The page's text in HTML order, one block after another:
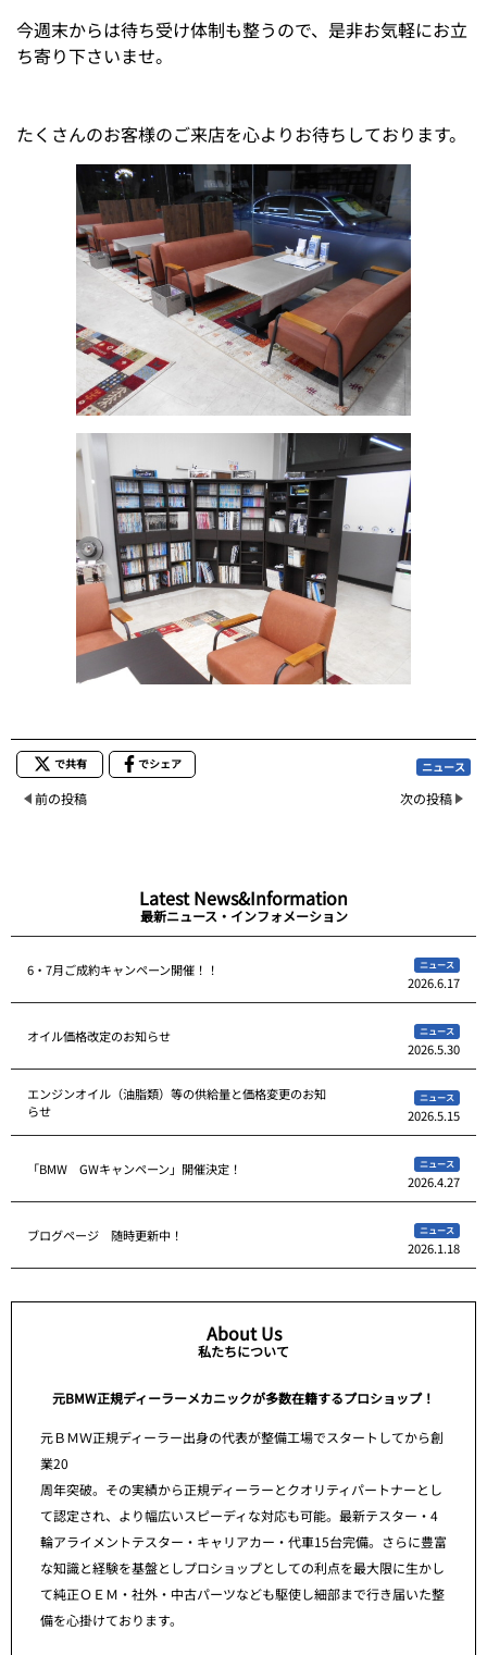
今週末からは待ち受け体制も整うので、是非お気軽にお立
ち寄り下さいませ。
たくさんのお客様のご来店を心よりお待ちしております。
で共有 でシェア ニュース
前の投稿 次の投稿
Latest News&Information
最新ニュース・インフォメーション
6・7月ご成約キャンペーン開催！！ ニュース
2026.6.17
オイル価格改定のお知らせ ニュース
2026.5.30
エンジンオイル（油脂類）等の供給量と価格変更のお知
らせ
ニュース
2026.5.15
「BMW GWキャンペーン」開催決定！ ニュース
2026.4.27
ブログページ 随時更新中！ ニュース
2026.1.18
About Us
私たちについて
元BMW正規ディーラーメカニックが多数在籍するプロショップ！
元ＢＭＷ正規ディーラー出身の代表が整備工場でスタートしてから創
業20
周年突破。その実績から正規ディーラーとクオリティパートナーとし
て認定され、より幅広いスピーディな対応も可能。最新テスター・4
輪アライメントテスター・キャリアカー・代車15台完備。さらに豊富
な知識と経験を基盤としプロショップとしての利点を最大限に生かし
て純正ＯＥＭ・社外・中古パーツなども駆使し細部まで行き届いた整
備を心掛けております。